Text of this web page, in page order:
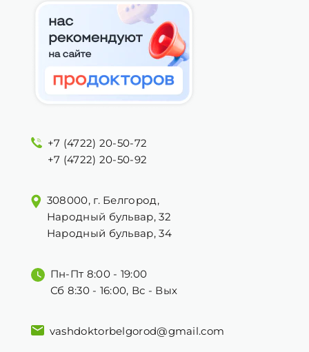
+7 (4722) 20-50-72
+7 (4722) 20-50-92
308000, г. Белгород,
Народный бульвар, 32
Народный бульвар, 34
Пн-Пт 8:00 - 19:00
Сб 8:30 - 16:00, Вс - Вых
vashdoktorbelgorod@gmail.com